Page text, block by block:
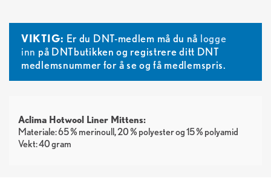
VIKTIG: Er du DNT-medlem må du nå logge
inn på DNTbutikken og registrere ditt DNT
medlemsnummer for å se og få medlemspris.
Aclima Hotwool Liner Mittens:
Materiale: 65 % merinoull, 20 % polyester og 15 % polyamid
Vekt: 40 gram